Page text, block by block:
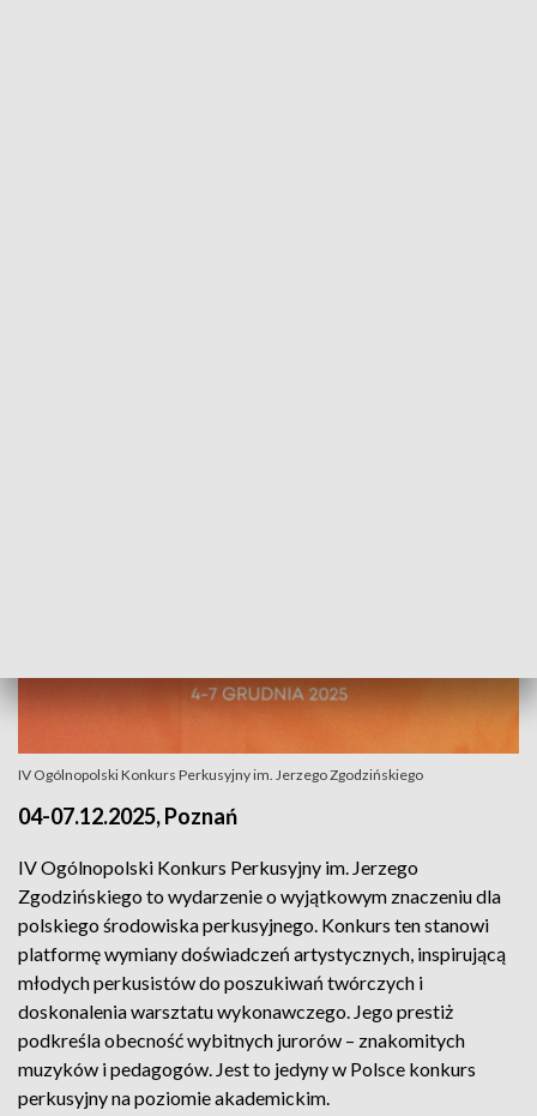
IV Ogólnopolski Konkurs Perkusyjny im. Jerzego Zgodzińskiego
04-07.12.2025, Poznań
IV Ogólnopolski Konkurs Perkusyjny im. Jerzego
Zgodzińskiego to wydarzenie o wyjątkowym znaczeniu dla
polskiego środowiska perkusyjnego. Konkurs ten stanowi
platformę wymiany doświadczeń artystycznych, inspirującą
młodych perkusistów do poszukiwań twórczych i
doskonalenia warsztatu wykonawczego. Jego prestiż
podkreśla obecność wybitnych jurorów – znakomitych
muzyków i pedagogów. Jest to jedyny w Polsce konkurs
perkusyjny na poziomie akademickim.